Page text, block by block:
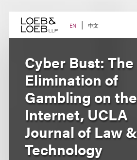
content EN 中文
Cyber Bust: The
Elimination of
Gambling on the
Internet, UCLA
Journal of Law &
Technology